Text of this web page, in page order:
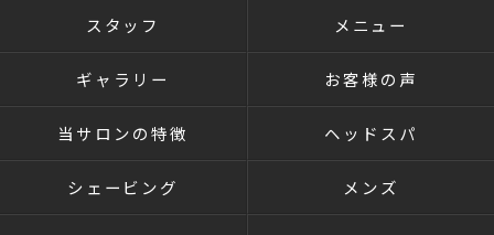
スタッフ メニュー
ギャラリー お客様の声
当サロンの特徴 ヘッドスパ
シェービング メンズ